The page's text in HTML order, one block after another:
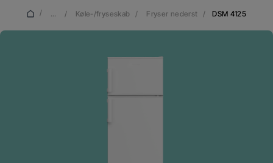
/ ... / Køle-/fryseskab / Fryser nederst / DSM 4125